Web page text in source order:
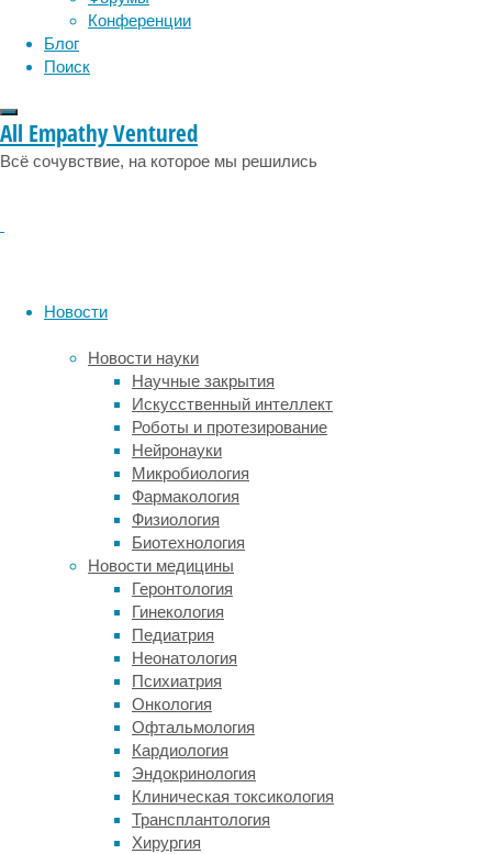
Конференции
Блог
Поиск
All Empathy Ventured
Всё сочувствие, на которое мы решились
Новости
Новости науки
Научные закрытия
Искусственный интеллект
Роботы и протезирование
Нейронауки
Микробиология
Фармакология
Физиология
Биотехнология
Новости медицины
Геронтология
Гинекология
Педиатрия
Неонатология
Психиатрия
Онкология
Офтальмология
Кардиология
Эндокринология
Клиническая токсикология
Трансплантология
Хирургия
метод,
охлаждение
кожи
помогает
от
сосудистых
дефектов,
но
делает
ноги
более
красивыми
и
здоровыми.